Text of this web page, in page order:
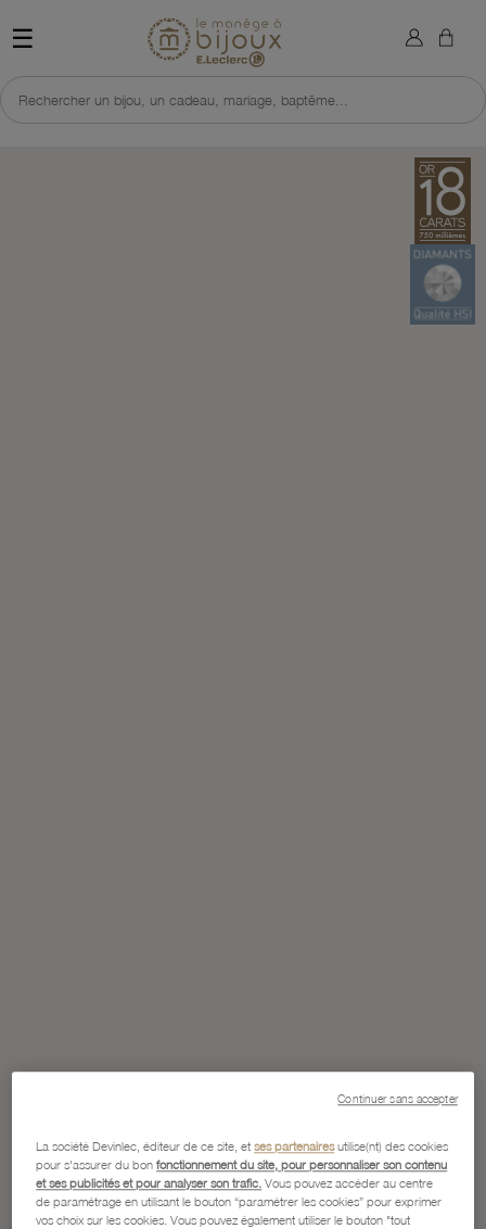
☰ Retour à l'accueil du site
Rechercher un bijou, un cadeau, mariage, baptême...
×
La société Devinlec, éditeur de ce site, etses partenairesutilise(nt) des cookies
pour s'assurer du bonfonctionnement du site, pour personnaliser son contenu
et ses publicités et pour analyser son trafic. Vous pouvez accéder au centre
de paramétrage en utilisant le bouton “paramétrer les cookies” pour exprimer
vos choix sur les cookies. Vous pouvez également utiliser le bouton "tout
Continuer sans accepter